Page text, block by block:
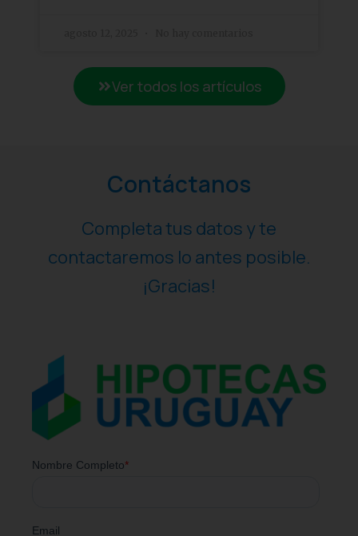
Ver todos los artículos
Contáctanos
Completa tus datos y te
contactaremos lo antes posible.
¡Gracias!